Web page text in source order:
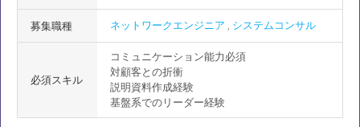
募集職種 ネットワークエンジニア , システムコンサル
必須スキル
コミュニケーション能力必須
対顧客との折衝
説明資料作成経験
基盤系でのリーダー経験